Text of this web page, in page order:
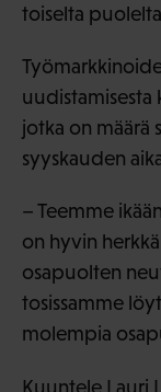
toiselta
uudistamisesta
jotka on määrä
syyskauden
– Teemme
on hyvin
osapuolten
tosissamme
molempia
Kuuntele Lauri